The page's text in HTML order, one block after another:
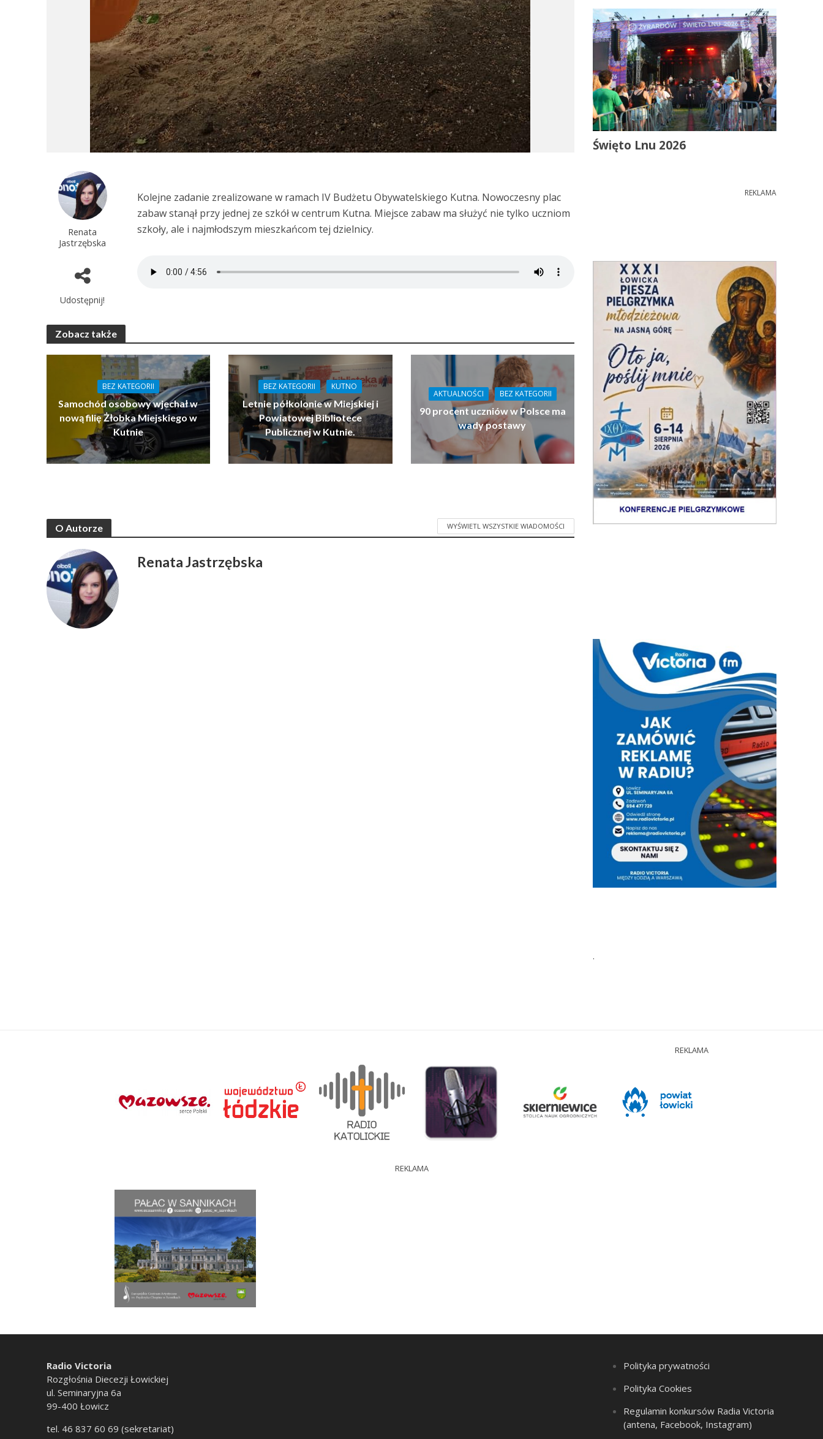
Renata
Jastrzębska
Udostępnij!
Kolejne zadanie zrealizowane w ramach IV Budżetu Obywatelskiego Kutna. Nowoczesny plac
zabaw stanął przy jednej ze szkół w centrum Kutna. Miejsce zabaw ma służyć nie tylko uczniom
szkoły, ale i najmłodszym mieszkańcom tej dzielnicy.
Zobacz także
BEZ KATEGORII
Samochód osobowy wjechał w
nową filię Żłobka Miejskiego w
Kutnie
BEZ KATEGORII KUTNO
Letnie półkolonie w Miejskiej i
Powiatowej Bibliotece
Publicznej w Kutnie.
AKTUALNOŚCI BEZ KATEGORII
90 procent uczniów w Polsce ma
wady postawy
O Autorze WYŚWIETL WSZYSTKIE WIADOMOŚCI
Renata Jastrzębska
Święto Lnu 2026
REKLAMA
.
REKLAMA
REKLAMA
Radio Victoria
Rozgłośnia Diecezji Łowickiej
ul. Seminaryjna 6a
99-400 Łowicz
tel. 46 837 60 69 (sekretariat)
Polityka prywatności
Polityka Cookies
Regulamin konkursów Radia Victoria
(antena, Facebook, Instagram)